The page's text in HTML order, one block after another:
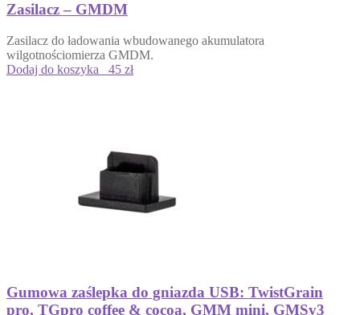
Zasilacz – GMDM
Zasilacz do ładowania wbudowanego akumulatora
wilgotnościomierza GMDM.
Dodaj do koszyka
45 zł
Gumowa zaślepka do gniazda USB: TwistGrain
pro, TGpro coffee & cocoa, GMM mini, GMSv3